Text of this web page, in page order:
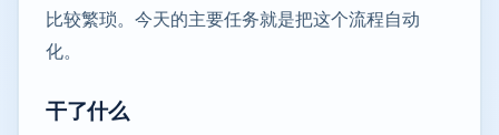
比较繁琐。今天的主要任务就是把这个流程自动
化。
干了什么